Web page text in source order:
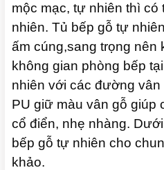
mộc mạc, tự nhiên thì
nhiên. Tủ bếp gỗ tự
ấm cúng,sang trọng nên
không gian phòng bếp
nhiên với các đường
PU giữ màu vân gỗ giúp
cổ điển, nhẹ nhàng.
bếp gỗ tự nhiên cho
khảo.